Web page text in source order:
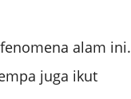
alam ini.
juga ikut